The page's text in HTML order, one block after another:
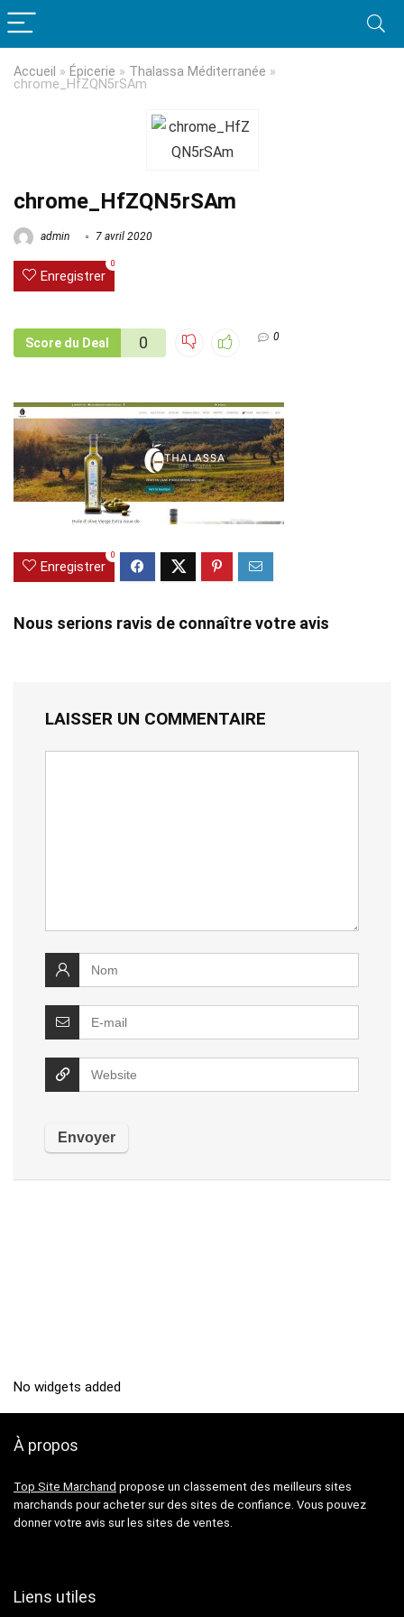
Accueil » Épicerie » Thalassa Méditerranée »
chrome_HfZQN5rSAm
chrome_HfZQN5rSAm
admin 7 avril 2020
Enregistrer
0
Score du Deal 0 0
Enregistrer
0
Nous serions ravis de connaître votre avis
LAISSER UN COMMENTAIRE
No widgets added
À propos
Top Site Marchand propose un classement des meilleurs sites
marchands pour acheter sur des sites de confiance. Vous pouvez
donner votre avis sur les sites de ventes.
Liens utiles